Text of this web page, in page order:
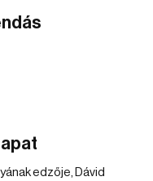
edzője, Dávid